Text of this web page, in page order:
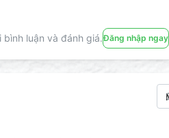
luận và đánh giá.Đăng nhập ngay